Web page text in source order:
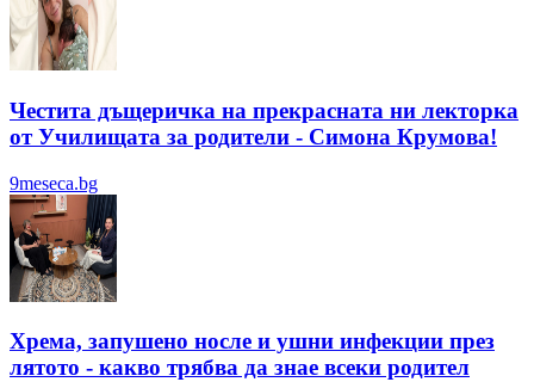
Честита дъщеричка на прекрасната ни лекторка
от Училищата за родители - Симона Крумова!
9meseca.bg
Хрема, запушено носле и ушни инфекции през
лятотo - какво трябва да знае всеки родител